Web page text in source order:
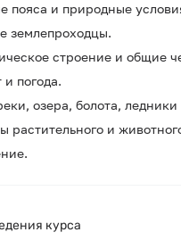
пояса и природные
землепроходцы.
строение и общие
погода.
озера, болота, ледники
растительного и
курса